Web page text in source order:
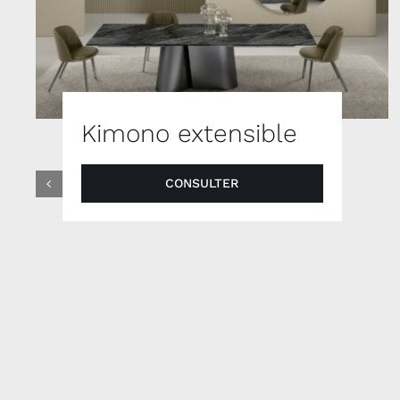
Kimono extensible
CONSULTER